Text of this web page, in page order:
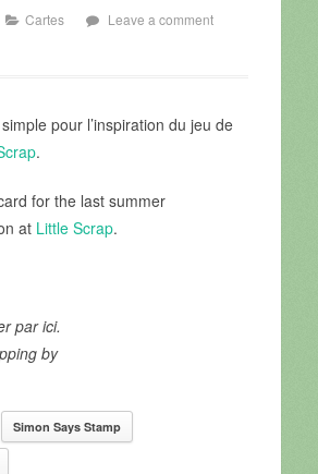
Cartes
Leave a comment
pour l’inspiration du jeu de
.
for the last summer
at Little Scrap.
par ici.
by
Simon Says Stamp